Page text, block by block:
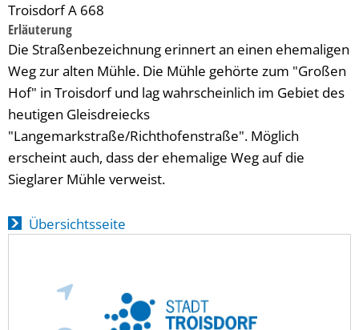
Troisdorf A 668
Erläuterung
Die Straßenbezeichnung erinnert an einen ehemaligen
Weg zur alten Mühle. Die Mühle gehörte zum "Großen
Hof" in Troisdorf und lag wahrscheinlich im Gebiet des
heutigen Gleisdreiecks
"Langemarkstraße/Richthofenstraße". Möglich
erscheint auch, dass der ehemalige Weg auf die
Sieglarer Mühle verweist.
Übersichtsseite